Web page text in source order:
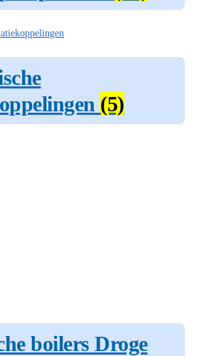
(5)
boilers Droge